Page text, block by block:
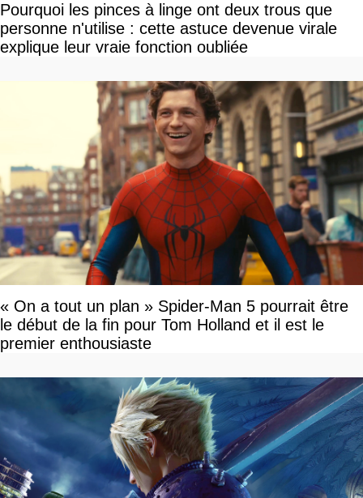
Pourquoi les pinces à linge ont deux trous que
personne n'utilise : cette astuce devenue virale
explique leur vraie fonction oubliée
« On a tout un plan » Spider-Man 5 pourrait être
le début de la fin pour Tom Holland et il est le
premier enthousiaste